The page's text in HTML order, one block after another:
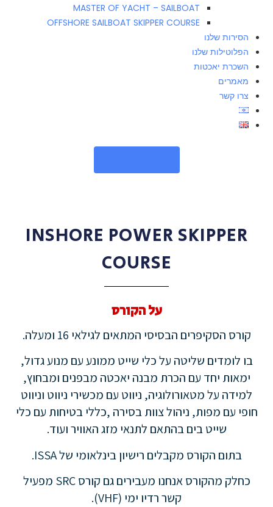
MASTER OF YACHT – SAILBOAT
OFFSHORE SAILBOAT SKIPPER COURSE
הסירות שלנו
הפלוטילות שלנו
השכרת יאכטות
מאמרים
צרו קשר
INSHORE POWER SKIPPER
COURSE
על הקורס
קורס הסקיפרים הבסיסי המתאים לגילאי 16 ומעלה.
בו לומדים שליטה על כלי שייט ממונע עם מנוע גדול,
ימאות יחד עם הכרת מבנה יאכטה מבפנים ומבחוץ,
למידה על מטאורולוגיה, ניווט עם מכשירי ניווט וניווט
חופי עם מפות, ניהול צוות בסירה ,כללי בטיחות עם כלי
שייט בים בהתאם לתנאי מזג האוויר ועוד.
בתום הקורס מקבלים רישיון בינלאומי של ISSA.
כחלק מהקורס אנחנו מעבירים גם קורס SRC מפעיל
קשר רדיו ימי (VHF).